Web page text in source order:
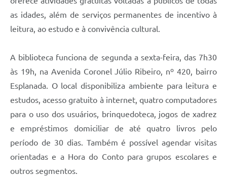
as idades, além de serviços permanentes de incentivo à
leitura, ao estudo e à convivência cultural.
A biblioteca funciona de segunda a sexta-feira, das 7h30
às 19h, na Avenida Coronel Júlio Ribeiro, nº 420, bairro
Esplanada. O local disponibiliza ambiente para leitura e
estudos, acesso gratuito à internet, quatro computadores
para o uso dos usuários, brinquedoteca, jogos de xadrez
e empréstimos domiciliar de até quatro livros pelo
período de 30 dias. Também é possível agendar visitas
orientadas e a Hora do Conto para grupos escolares e
outros segmentos.